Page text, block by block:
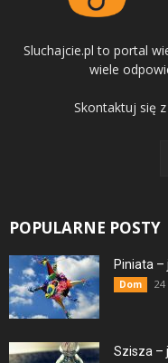
Sluchajcie.pl to portal
wiele
Skontaktuj się
POPULARNE POSTY
Piniata –
Dom
Szisza –